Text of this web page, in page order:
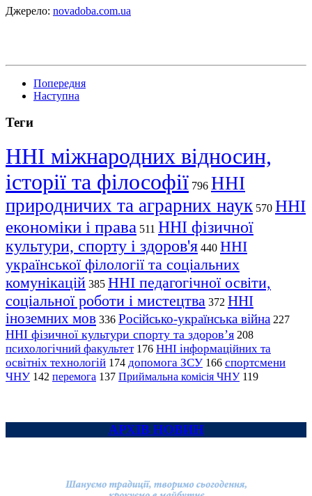
Джерело: novadoba.com.ua
Попередня
Наступна
Теги
ННІ міжнародних відносин,
історії та філософії 796 ННІ
природничих та аграрних наук 570 ННІ
економіки і права 511 ННІ фізичної
культури, спорту і здоров'я 440 ННІ
української філології та соціальних
комунікацій 385 ННІ педагогічної освіти,
соціальної роботи і мистецтва 372 ННІ
іноземних мов 336 Російсько-українська війна 227
ННІ фізичної культури спорту та здоров’я 208
психологічний факультет 176 ННІ інформаційних та
освітніх технологій 174 допомога ЗСУ 166 спортсмени
ЧНУ 142 перемога 137 Приймальна комісія ЧНУ 119
АРХІВ НОВИН